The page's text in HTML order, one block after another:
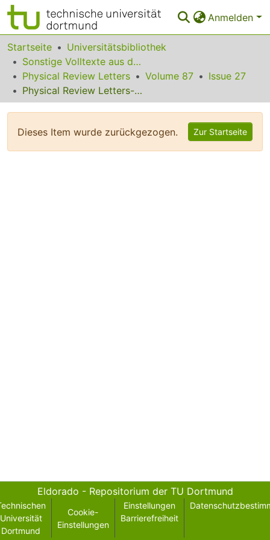
Anmelden
Bereiche & Sammlungen
Das gesamte Repositorium
Statistiken
Startseite
Universitätsbibliothek
Sonstige Volltexte aus dem Bibliotheksangebot
Physical Review Letters
Volume 87
Issue 27
Physical Review Letters--December 31, 2001 Contents
Dieses Item wurde zurückgezogen. Zur Startseite
Eldorado - Repositorium der TU Dortmund
Universität
Dortmund
Cookie-
Einstellungen
Einstellungen
Barrierefreiheit